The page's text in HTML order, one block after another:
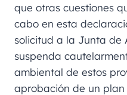
que otras cuestiones
cabo en esta
solicitud a la Junta de
suspenda
ambiental de estos
aprobación de un